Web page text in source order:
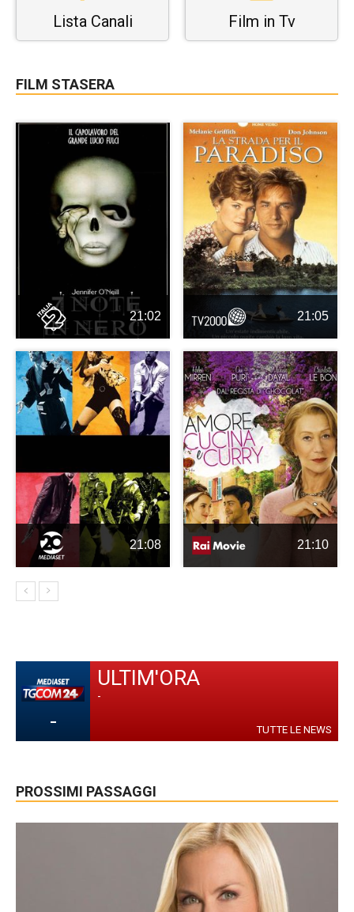
Lista Canali Film in Tv
FILM STASERA
21:02 21:05
21:08 21:10
-
ULTIM'ORA
-
TUTTE LE NEWS
PROSSIMI PASSAGGI